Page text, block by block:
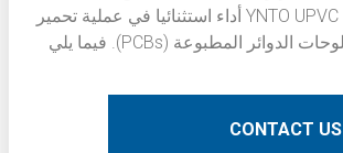
التحكم الكهربائية YNTO UPVC أداء استثنائيا في عملية تحمير
الطبقة الداخلية للوحات الدوائر المطبوعة (PCBs). فيما يلي
CONTACT US